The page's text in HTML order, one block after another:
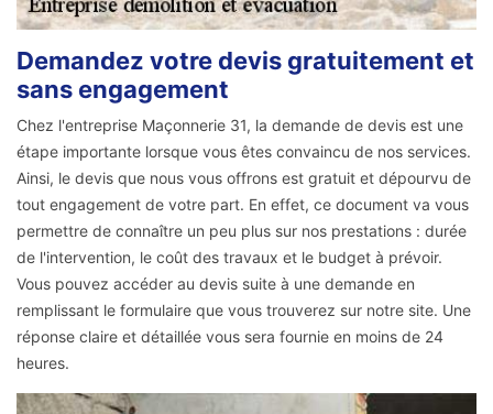
Demandez votre devis gratuitement et
sans engagement
Chez l'entreprise Maçonnerie 31, la demande de devis est une
étape importante lorsque vous êtes convaincu de nos services.
Ainsi, le devis que nous vous offrons est gratuit et dépourvu de
tout engagement de votre part. En effet, ce document va vous
permettre de connaître un peu plus sur nos prestations : durée
de l'intervention, le coût des travaux et le budget à prévoir.
Vous pouvez accéder au devis suite à une demande en
remplissant le formulaire que vous trouverez sur notre site. Une
réponse claire et détaillée vous sera fournie en moins de 24
heures.